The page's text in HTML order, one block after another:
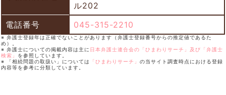
ル202
電話番号
045-315-2210
※ 弁護士登録年は正確でないことがあります（弁護士登録番号からの推定値であるた
め）。
※ 弁護士についての掲載内容は主に 日本弁護士連合会の「ひまわりサーチ」及び「弁護士
検索」 を参照しています。
※ 「相続問題の取扱い」については
「ひまわりサーチ」 の当サイト調査時点における登録
内容等を参考に分類しています。